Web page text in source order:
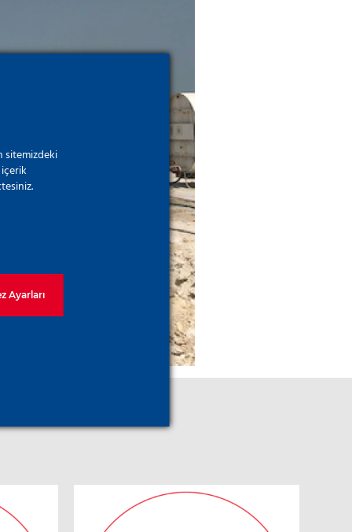
sitemizdeki
Ayarları